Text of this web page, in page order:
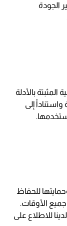
الجودة
بالأدلة
إلى
للحفاظ
الأوقات.
للاطلاع على